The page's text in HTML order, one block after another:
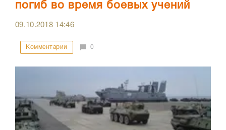
погиб во время боевых учений
09.10.2018 14:46
Комментарии 0